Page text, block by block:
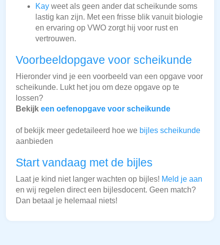
Kay weet als geen ander dat scheikunde soms
lastig kan zijn. Met een frisse blik vanuit biologie
en ervaring op VWO zorgt hij voor rust en
vertrouwen.
Voorbeeldopgave voor scheikunde
Hieronder vind je een voorbeeld van een opgave voor
scheikunde. Lukt het jou om deze opgave op te
lossen?
Bekijk een oefenopgave voor scheikunde
of bekijk meer gedetaileerd hoe we bijles scheikunde
aanbieden
Start vandaag met de bijles
Laat je kind niet langer wachten op bijles! Meld je aan
en wij regelen direct een bijlesdocent. Geen match?
Dan betaal je helemaal niets!